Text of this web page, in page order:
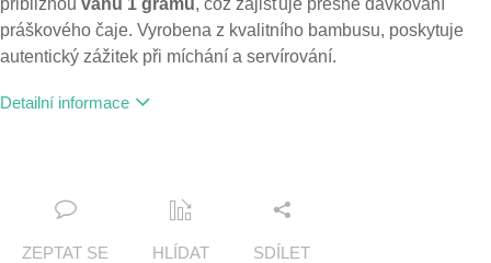
přibližnou váhu 1 gramu, což zajišťuje přesné dávkování
práškového čaje. Vyrobena z kvalitního bambusu, poskytuje
autentický zážitek při míchání a servírování.
Detailní informace
ZEPTAT SE HLÍDAT SDÍLET